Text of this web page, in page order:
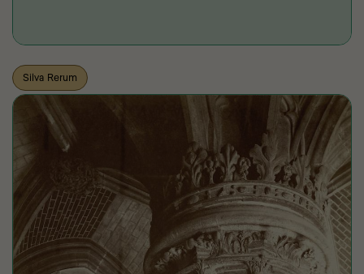
Silva Rerum